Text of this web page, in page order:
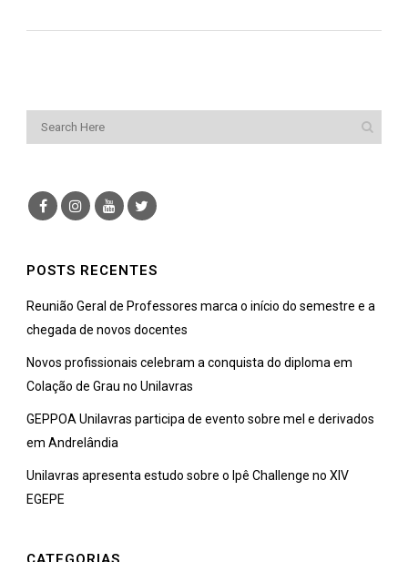
POSTS RECENTES
Reunião Geral de Professores marca o início do semestre e a
chegada de novos docentes
Novos profissionais celebram a conquista do diploma em
Colação de Grau no Unilavras
GEPPOA Unilavras participa de evento sobre mel e derivados
em Andrelândia
Unilavras apresenta estudo sobre o Ipê Challenge no XIV
EGEPE